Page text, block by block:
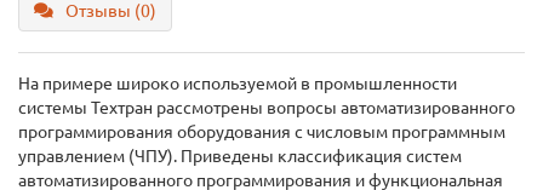
Отзывы (0)
На примере широко используемой в промышленности
системы Техтран рассмотрены вопросы автоматизированного
программирования оборудования с числовым программным
управлением (ЧПУ). Приведены классификация систем
автоматизированного программирования и функциональная